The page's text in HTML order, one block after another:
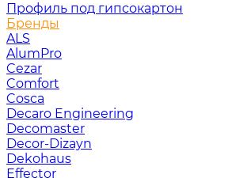
Профиль под гипсокартон
Бренды
ALS
AlumPro
Cezar
Comfort
Cosca
Decaro Engineering
Decomaster
Decor-Dizayn
Dekohaus
Effector